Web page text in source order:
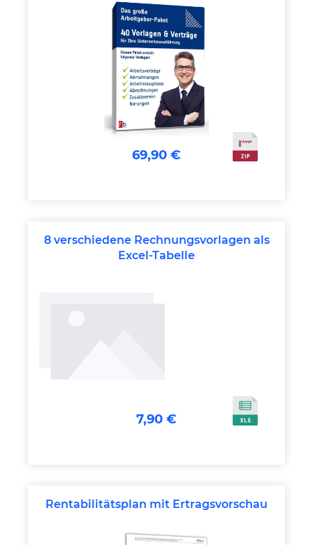
69,90 €
8 verschiedene Rechnungsvorlagen als
Excel-Tabelle
7,90 €
Rentabilitätsplan mit Ertragsvorschau